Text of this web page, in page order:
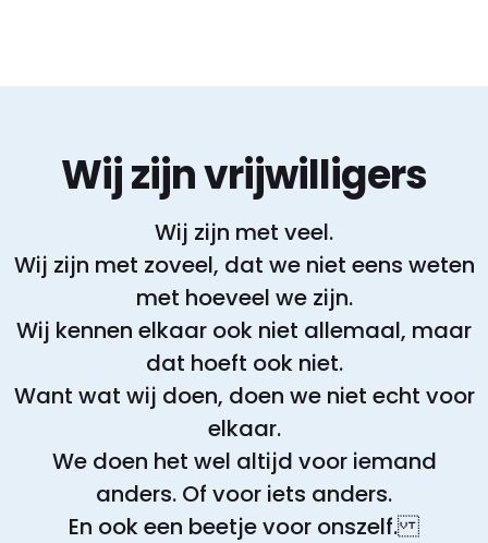
Wij zijn vrijwilligers
Wij zijn met veel.
Wij zijn met zoveel, dat we niet eens weten
met hoeveel we zijn.
Wij kennen elkaar ook niet allemaal, maar
dat hoeft ook niet.
Want wat wij doen, doen we niet echt voor
elkaar.
We doen het wel altijd voor iemand
anders. Of voor iets anders.
En ook een beetje voor onszelf.